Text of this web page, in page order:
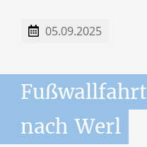
05.09.2025
Fußwallfahrt
nach Werl